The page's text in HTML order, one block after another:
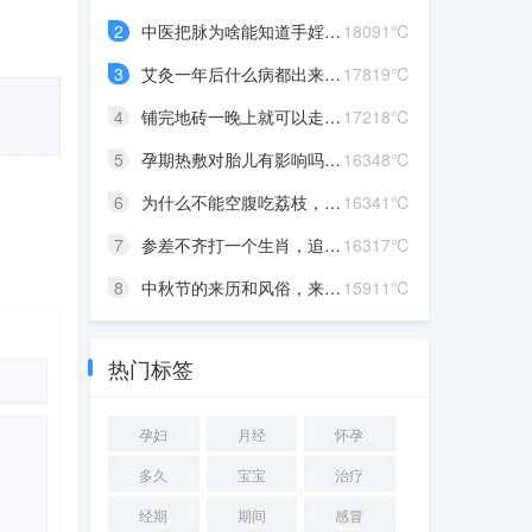
18091℃
2
中医把脉为啥能知道手婬，...
17819℃
3
艾灸一年后什么病都出来了...
17218℃
4
铺完地砖一晚上就可以走了...
16348℃
5
孕期热敷对胎儿有影响吗?知...
16341℃
6
为什么不能空腹吃荔枝，性...
16317℃
7
参差不齐打一个生肖，追求...
15911℃
8 中秋节的来历和风俗，来历...
热门标签
孕妇 月经
怀孕
多久
宝宝
治疗
经期
期间 感冒